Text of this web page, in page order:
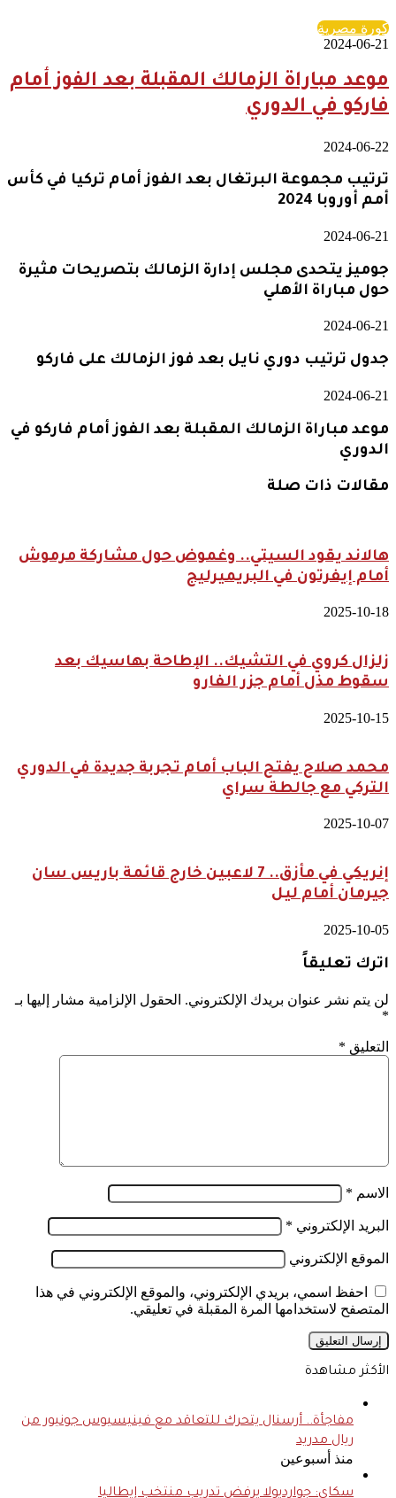
كورة مصرية
2024-06-21
موعد مباراة الزمالك المقبلة بعد الفوز أمام
فاركو في الدوري
2024-06-22
ترتيب مجموعة البرتغال بعد الفوز أمام تركيا في كأس
أمم أوروبا 2024
2024-06-21
جوميز يتحدى مجلس إدارة الزمالك بتصريحات مثيرة
حول مباراة الأهلي
2024-06-21
جدول ترتيب دوري نايل بعد فوز الزمالك على فاركو
2024-06-21
موعد مباراة الزمالك المقبلة بعد الفوز أمام فاركو في
الدوري
مقالات ذات صلة
هالاند يقود السيتي.. وغموض حول مشاركة مرموش
أمام إيفرتون في البريميرليج
2025-10-18
زلزال كروي في التشيك.. الإطاحة بهاسيك بعد
سقوط مذل أمام جزر الفارو
2025-10-15
محمد صلاح يفتح الباب أمام تجربة جديدة في الدوري
التركي مع جالطة سراي
2025-10-07
إنريكي في مأزق.. 7 لاعبين خارج قائمة باريس سان
جيرمان أمام ليل
2025-10-05
اترك تعليقاً
لن يتم نشر عنوان بريدك الإلكتروني. الحقول الإلزامية مشار إليها بـ
*
التعليق *
الاسم *
البريد الإلكتروني *
الموقع الإلكتروني
احفظ اسمي، بريدي الإلكتروني، والموقع الإلكتروني في هذا
المتصفح لاستخدامها المرة المقبلة في تعليقي.
الأكثر مشاهدة
مفاجأة.. أرسنال يتحرك للتعاقد مع فينيسيوس جونيور من
ريال مدريد
منذ أسبوعين
سكاي: جوارديولا يرفض تدريب منتخب إيطاليا